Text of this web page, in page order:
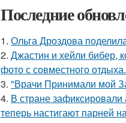
Последние
1. Ольга Дроздова
2. Джастин и хейли бибер,
фото с совместного отдыха.
3. "Врачи Принимали мой
4. В стране зафиксировали
теперь настигают парней